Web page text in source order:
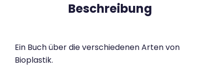
Beschreibung
Ein Buch über die verschiedenen Arten von
Bioplastik.